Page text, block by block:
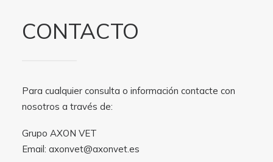
CONTACTO
Para cualquier consulta o información contacte con
nosotros a través de:
Grupo AXON VET
Email: axonvet@axonvet.es